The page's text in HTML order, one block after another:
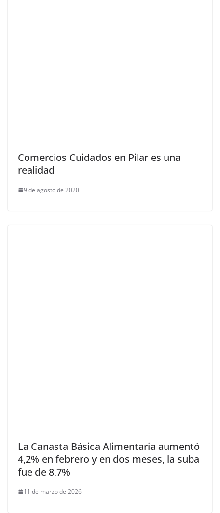
Comercios Cuidados en Pilar es una
realidad
9 de agosto de 2020
La Canasta Básica Alimentaria aumentó
4,2% en febrero y en dos meses, la suba
fue de 8,7%
11 de marzo de 2026